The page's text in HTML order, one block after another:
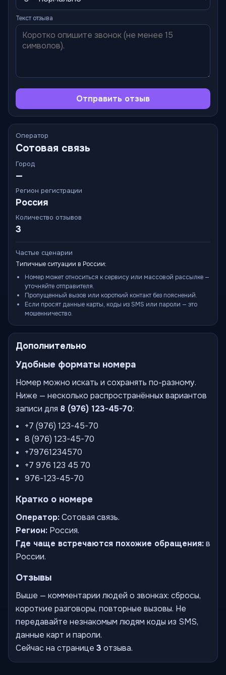
Текст отзыва
Отправить отзыв
Оператор
Сотовая связь
Город
—
Регион регистрации
Россия
Количество отзывов
3
Частые сценарии
Типичные ситуации в России:
Номер может относиться к сервису или массовой рассылке —
уточняйте отправителя.
Пропущенный вызов или короткий контакт без пояснений.
Если просят данные карты, коды из SMS или пароли — это
мошенничество.
Дополнительно
Удобные форматы номера
Номер можно искать и сохранять по-разному.
Ниже — несколько распространённых вариантов
записи для 8 (976) 123-45-70:
+7 (976) 123-45-70
8 (976) 123-45-70
+79761234570
+7 976 123 45 70
976-123-45-70
Кратко о номере
Оператор:Сотовая связь.
Регион: Россия.
Где чаще встречаются похожие обращения:в
России.
Отзывы
Выше — комментарии людей о звонках: сбросы,
короткие разговоры, повторные вызовы. Не
передавайте незнакомым людям коды из SMS,
данные карт и пароли.
Сейчас на странице 3 отзыва.